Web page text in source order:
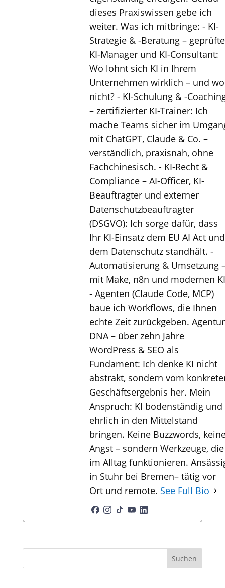
dieses Praxiswissen gebe ich
weiter. Was ich mitbringe: - KI-
Strategie & -Beratung –
KI-Manager und KI-Consultant:
Wo lohnt sich KI in Ihrem
Unternehmen wirklich – und wo
nicht? - KI-Schulung & -
– zertifizierter KI-Trainer: Ich
mache Teams sicher im
mit ChatGPT, Claude & Co. –
verständlich, praxisnah, ohne
Fachchinesisch. - KI-Recht &
Compliance – AI-Officer, KI-
Beauftragter und externer
Datenschutzbeauftragter
(DSGVO): Ich sorge dafür, dass
Ihr KI-Einsatz dem EU AI Act und
dem Datenschutz standhält. -
Automatisierung & Umsetzung
mit Make, n8n und modernen
- Agenten (Claude Code, MCP)
baue ich Workflows, die Ihnen
echte Zeit zurückgeben.
DNA – über zehn Jahre
WordPress & SEO als
Fundament: Ich denke KI nicht
abstrakt, sondern vom
Geschäftsergebnis her. Mein
Anspruch: KI bodenständig und
ehrlich in den Mittelstand
bringen. Keine Buzzwords,
Angst – sondern Werkzeuge, die
im Alltag funktionieren.
in Stuhr bei Bremen– tätig vor
Ort und remote. See Full Bio
Suchen